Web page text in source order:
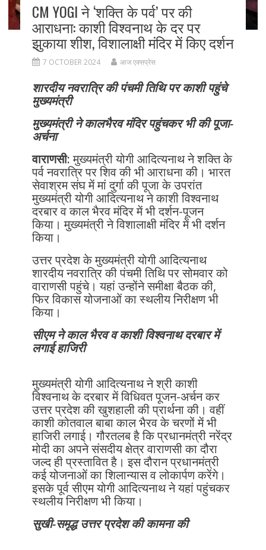
CM YOGI ने ‘शक्ति के पर्व’ पर की
आराधना: काशी विश्वनाथ के दर पर
झुकाया शीश, विशालाक्षी मंदिर में किए दर्शन
7 OCTOBER 2024 आज एक्सप्रेस
शारदीय नवरात्रि की पंचमी तिथि पर काशी पहुंचे
मुख्यमंत्री
मुख्यमंत्री ने कालभैरव मंदिर पहुंचकर भी की पूजा-
अर्चना
वाराणसी:मुख्यमंत्री योगी आदित्यनाथ ने शक्ति के
पर्व नवरात्रि पर शिव की भी आराधना की। भारत
सेवाश्रम संघ में मां दुर्गा की पूजा के उपरांत
मुख्यमंत्री योगी आदित्यनाथ ने काशी विश्वनाथ
दरबार व काल भैरव मंदिर में भी दर्शन-पूजन
किया। मुख्यमंत्री ने विशालाक्षी मंदिर में भी दर्शन
किया।
उत्तर प्रदेश के मुख्यमंत्री योगी आदित्यनाथ
शारदीय नवरात्रि की पंचमी तिथि पर सोमवार को
वाराणसी पहुंचे। यहां उन्होंने समीक्षा बैठक की,
फिर विकास योजनाओं का स्थलीय निरीक्षण भी
किया।
सीएम ने काल भैरव व काशी विश्वनाथ दरबार में
लगाई हाजिरी
मुख्यमंत्री योगी आदित्यनाथ ने श्री काशी
विश्वनाथ के दरबार में विधिवत पूजन-अर्चन कर
उत्तर प्रदेश की खुशहाली की प्रार्थना की। वहीं
काशी कोतवाल बाबा काल भैरव के चरणों में भी
हाजिरी लगाई। गौरतलब है कि प्रधानमंत्री नरेंद्र
मोदी का अपने संसदीय क्षेत्र वाराणसी का दौरा
जल्द ही प्रस्तावित है। इस दौरान प्रधानमंत्री
कई योजनाओं का शिलान्यास व लोकार्पण करेंगे।
इसके पूर्व सीएम योगी आदित्यनाथ ने यहां पहुंचकर
स्थलीय निरीक्षण भी किया।
सुखी-समृद्ध उत्तर प्रदेश की कामना की